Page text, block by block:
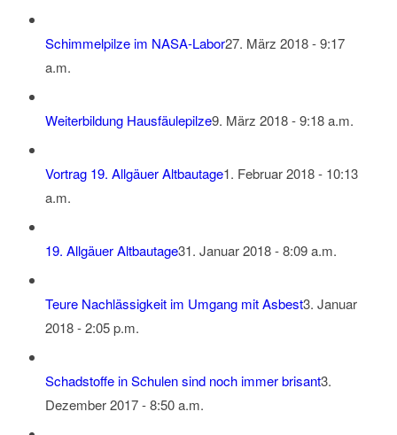
Schimmelpilze im NASA-Labor27. März 2018 - 9:17
a.m.
Weiterbildung Hausfäulepilze9. März 2018 - 9:18 a.m.
Vortrag 19. Allgäuer Altbautage1. Februar 2018 - 10:13
a.m.
19. Allgäuer Altbautage31. Januar 2018 - 8:09 a.m.
Teure Nachlässigkeit im Umgang mit Asbest3. Januar
2018 - 2:05 p.m.
Schadstoffe in Schulen sind noch immer brisant3.
Dezember 2017 - 8:50 a.m.